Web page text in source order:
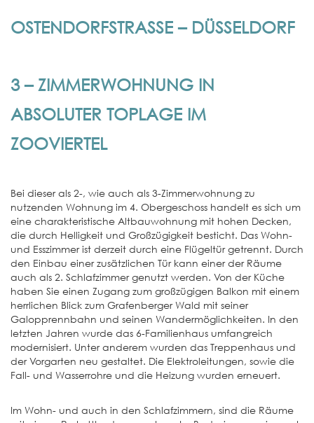
OSTENDORFSTRASSE – DÜSSELDORF
3 – ZIMMERWOHNUNG IN
ABSOLUTER TOPLAGE IM
ZOOVIERTEL
Bei dieser als 2-, wie auch als 3-Zimmerwohnung zu
nutzenden Wohnung im 4. Obergeschoss handelt es sich um
eine charakteristische Altbauwohnung mit hohen Decken,
die durch Helligkeit und Großzügigkeit besticht. Das Wohn-
und Esszimmer ist derzeit durch eine Flügeltür getrennt. Durch
den Einbau einer zusätzlichen Tür kann einer der Räume
auch als 2. Schlafzimmer genutzt werden. Von der Küche
haben Sie einen Zugang zum großzügigen Balkon mit einem
herrlichen Blick zum Grafenberger Wald mit seiner
Galopprennbahn und seinen Wandermöglichkeiten. In den
letzten Jahren wurde das 6-Familienhaus umfangreich
modernisiert. Unter anderem wurden das Treppenhaus und
der Vorgarten neu gestaltet. Die Elektroleitungen, sowie die
Fall- und Wasserrohre und die Heizung wurden erneuert.
Im Wohn- und auch in den Schlafzimmern, sind die Räume